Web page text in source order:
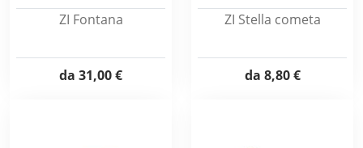
ZI Fontana
da 31,00 €
ZI Stella cometa
da 8,80 €